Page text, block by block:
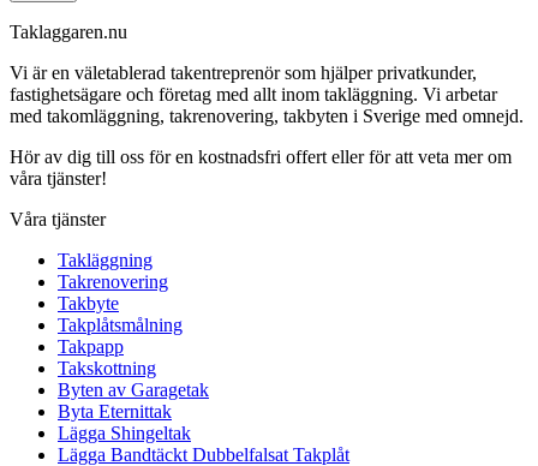
Taklaggaren.nu
Vi är en väletablerad takentreprenör som hjälper privatkunder,
fastighetsägare och företag med allt inom takläggning. Vi arbetar
med takomläggning, takrenovering, takbyten i Sverige med omnejd.
Hör av dig till oss för en kostnadsfri offert eller för att veta mer om
våra tjänster!
Våra tjänster
Takläggning
Takrenovering
Takbyte
Takplåtsmålning
Takpapp
Takskottning
Byten av Garagetak
Byta Eternittak
Lägga Shingeltak
Lägga Bandtäckt Dubbelfalsat Takplåt